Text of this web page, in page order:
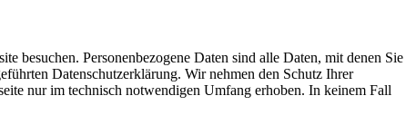
besuchen. Personenbezogene Daten sind alle Daten, mit denen Sie
Datenschutzerklärung. Wir nehmen den Schutz Ihrer
nur im technisch notwendigen Umfang erhoben. In keinem Fall